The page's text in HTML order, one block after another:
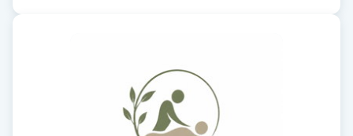
Extensions borttagning